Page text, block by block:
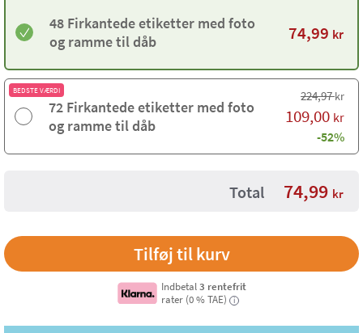
48 Firkantede etiketter med foto
og ramme til dåb
74,99 kr
BEDSTE VÆRDI
72 Firkantede etiketter med foto
og ramme til dåb
224,97kr
109,00 kr
-52%
Total 74,99 kr
Indbetal3 rentefrit
rater (0 % TAE)
i